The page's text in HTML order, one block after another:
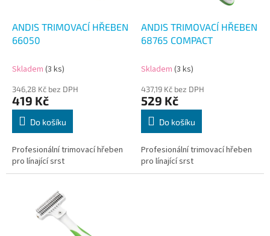
ANDIS TRIMOVACÍ HŘEBEN
66050
Skladem (3 ks)
346,28 Kč bez DPH
419 Kč
Do košíku
Profesionální trimovací hřeben
pro línající srst
ANDIS TRIMOVACÍ HŘEBEN
68765 COMPACT
Skladem (3 ks)
437,19 Kč bez DPH
529 Kč
Do košíku
Profesionální trimovací hřeben
pro línající srst